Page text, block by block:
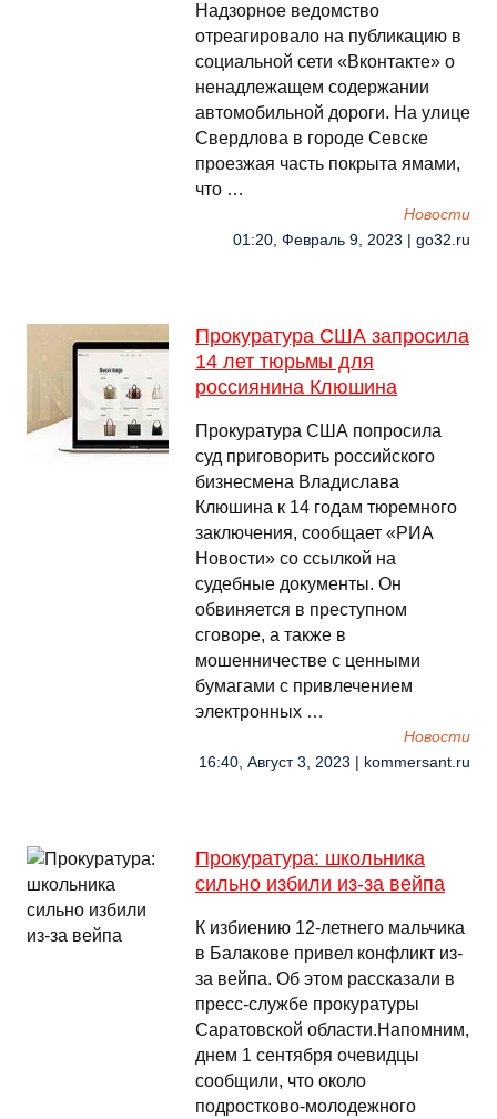
Надзорное ведомство
отреагировало на публикацию в
социальной сети «Вконтакте» о
ненадлежащем содержании
автомобильной дороги. На улице
Свердлова в городе Севске
проезжая часть покрыта ямами,
что …
Новости
01:20, Февраль 9, 2023 | go32.ru
Прокуратура США запросила
14 лет тюрьмы для
россиянина Клюшина
Прокуратура США попросила
суд приговорить российского
бизнесмена Владислава
Клюшина к 14 годам тюремного
заключения, сообщает «РИА
Новости» со ссылкой на
судебные документы. Он
обвиняется в преступном
сговоре, а также в
мошенничестве с ценными
бумагами с привлечением
электронных …
Новости
16:40, Август 3, 2023 | kommersant.ru
Прокуратура: школьника
сильно избили из-за вейпа
К избиению 12-летнего мальчика
в Балакове привел конфликт из-
за вейпа. Об этом рассказали в
пресс-службе прокуратуры
Саратовской области.Напомним,
днем 1 сентября очевидцы
сообщили, что около
подростково-молодежного